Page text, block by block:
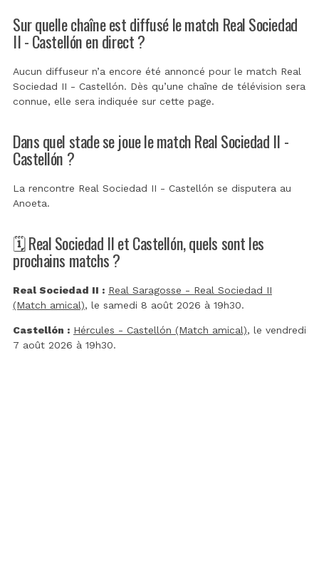
Sur quelle chaîne est diffusé le match Real Sociedad
II - Castellón en direct ?
Aucun diffuseur n’a encore été annoncé pour le match Real
Sociedad II - Castellón. Dès qu’une chaîne de télévision sera
connue, elle sera indiquée sur cette page.
Dans quel stade se joue le match Real Sociedad II -
Castellón ?
La rencontre Real Sociedad II - Castellón se disputera au
Anoeta.
🗓️ Real Sociedad II et Castellón, quels sont les
prochains matchs ?
Real Sociedad II : Real Saragosse - Real Sociedad II
(Match amical), le samedi 8 août 2026 à 19h30.
Castellón : Hércules - Castellón (Match amical), le vendredi
7 août 2026 à 19h30.